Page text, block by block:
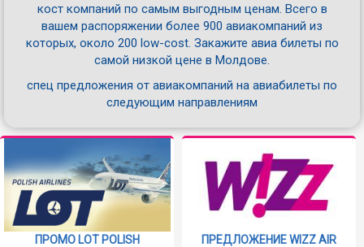
кост компаний по самым выгодным ценам. Всего в
вашем распоряжении более 900 авиакомпаний из
которых, около 200 low-cost. Закажите авиа билеты по
самой низкой цене в Молдове.
спец предложения от авиакомпаний на авиабилеты по
следующим направлениям
ПРОМО LOT POLISH ПРЕДЛОЖЕНИЕ WIZZ AIR